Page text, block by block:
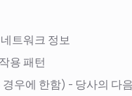
트워크 정보
용 패턴
우에 한함) - 당사의 다